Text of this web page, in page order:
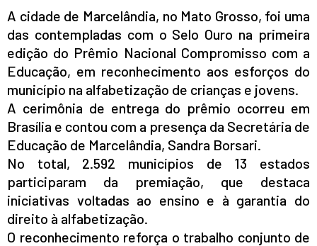
A cidade de Marcelândia, no Mato Grosso, foi uma
das contempladas com o Selo Ouro na primeira
edição do Prêmio Nacional Compromisso com a
Educação, em reconhecimento aos esforços do
município na alfabetização de crianças e jovens.
A cerimônia de entrega do prêmio ocorreu em
Brasília e contou com a presença da Secretária de
Educação de Marcelândia, Sandra Borsari.
No total, 2.592 municípios de 13 estados
participaram da premiação, que destaca
iniciativas voltadas ao ensino e à garantia do
direito à alfabetização.
O reconhecimento reforça o trabalho conjunto de